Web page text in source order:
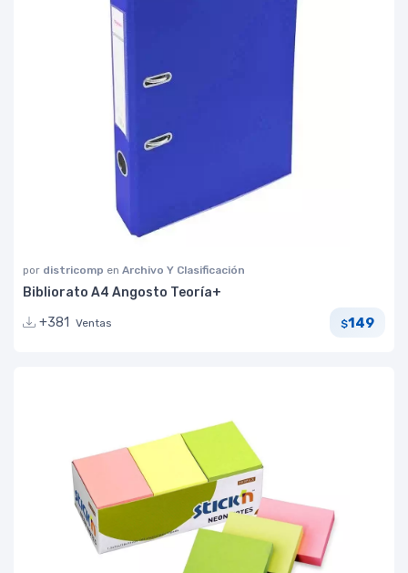
por districomp en Archivo Y Clasificación
Bibliorato A4 Angosto Teoría+
+381
Ventas $149